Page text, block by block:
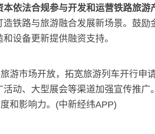
依法合规参与开发和运营铁路旅游
铁路与旅游融合发展新场景。鼓励
设备更新提供融资支持。
市场开放，拓宽旅游列车开行申
动、大型展会等渠道加强宣传推广
和影响力。(中新经纬APP)